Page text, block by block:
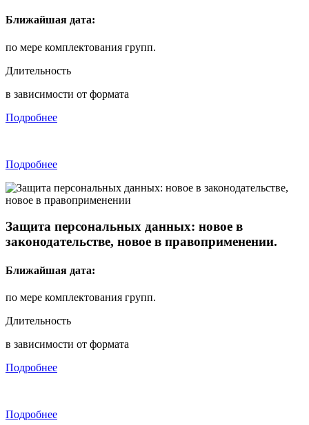
Ближайшая дата:
по мере комплектования групп.
Длительность
в зависимости от формата
Подробнее
Подробнее
Защита персональных данных: новое в
законодательстве, новое в правоприменении.
Ближайшая дата:
по мере комплектования групп.
Длительность
в зависимости от формата
Подробнее
Подробнее